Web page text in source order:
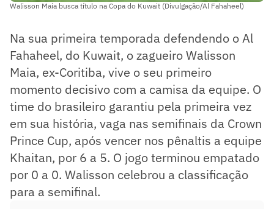
Walisson Maia busca título na Copa do Kuwait (Divulgação/Al Fahaheel)
Na sua primeira temporada defendendo o Al
Fahaheel, do Kuwait, o zagueiro Walisson
Maia, ex-Coritiba, vive o seu primeiro
momento decisivo com a camisa da equipe. O
time do brasileiro garantiu pela primeira vez
em sua história, vaga nas semifinais da Crown
Prince Cup, após vencer nos pênaltis a equipe
Khaitan, por 6 a 5. O jogo terminou empatado
por 0 a 0. Walisson celebrou a classificação
para a semifinal.